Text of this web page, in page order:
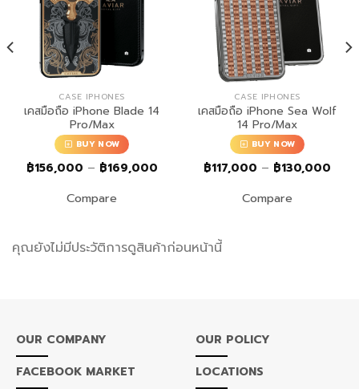
CASE IPHONES
เคสมือถือ iPhone Blade 14
Pro/Max
BUY NOW
฿156,000 – ฿169,000Price
Compare
CASE IPHONES
เคสมือถือ iPhone Sea Wolf
14 Pro/Max
BUY NOW
฿117,000 – ฿130,000
Compare
คุณยังไม่มีประวัติการดูสินค้าก่อนหน้านี้
OUR COMPANY
FACEBOOK MARKET
OUR POLICY
LOCATIONS